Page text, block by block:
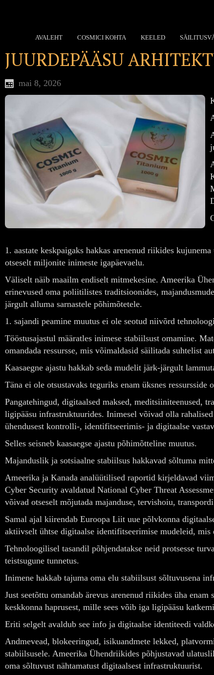
AVALEHT COSMICI KOHTA KEELED
JUURDEPÄÄSU
mai 8, 2026
1. aastate keskpaigaks hakkas arenenud riikides
otseselt miljonite inimeste igapäevaelu.
Väliselt näib maailm endiselt mitmekesine. Ameerika
erinevused oma poliitilistes traditsioonides,
järgult alluma sarnastele põhimõtetele.
1. sajandi peamine muutus ei ole seotud niivõrd
Tööstusajastul määratles inimese stabiilsust omamine.
omandada ressursse, mis võimaldasid säilitada suhtelist
Kaasaegne ajastu hakkab seda mudelit järk-järgult
Täna ei ole otsustavaks teguriks enam üksnes
Pangatehingud, digitaalsed maksed, meditsiiniteenused,
ligipääsu infrastruktuurides. Inimesel võivad olla
ühendusest kontrolli-, identifitseerimis- ja digitaalse
Selles seisneb kaasaegse ajastu põhimõtteline muutus.
Majanduslik ja sotsiaalne stabiilsus hakkavad sõltuma
Ameerika ja Kanada analüütilised raportid kirjeldavad
Cyber Security avaldatud National Cyber Threat
võivad otseselt mõjutada majanduse, tervishoiu,
Samal ajal kiirendab Euroopa Liit uue põlvkonna
aktiivselt ühtse digitaalse identifitseerimise mudeleid,
Tehnoloogilisel tasandil põhjendatakse neid protsesse
teistsugune tunnetus.
Inimene hakkab tajuma oma elu stabiilsust sõltuvusena
Just seetõttu omandab ärevus arenenud riikides üha
keskkonna haprusest, mille sees võib iga ligipääsu
Eriti selgelt avaldub see info ja digitaalse identiteedi
Andmevead, blokeeringud, isikuandmete lekked,
stabiilsusele. Ameerika Ühendriikides põhjustavad
oma sõltuvust nähtamatust digitaalsest infrastruktuurist.